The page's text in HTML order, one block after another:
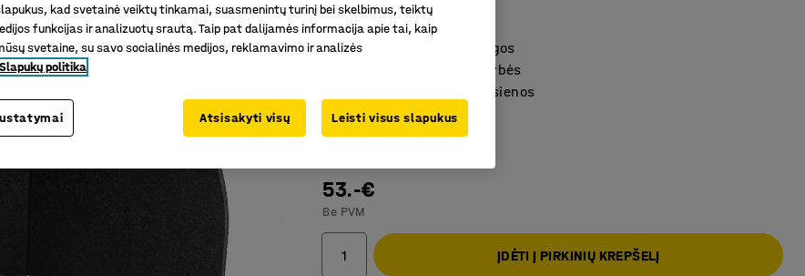
Prekės kodas:383602
50 % perdirbtos medžiagos
Triukšmo slopinimo savybės
Gali būti pakabinta ant sienos
Spalva: Pilka
53.-€
Be PVM
ĮDĖTI Į PIRKINIŲ KREPŠELĮ
kad svetainė veiktų tinkamai, suasmenintų turinį bei skelbimus, teiktų
funkcijas ir analizuotų srautą. Taip pat dalijamės informacija apie tai, kaip
svetaine, su savo socialinės medijos, reklamavimo ir analizės
Slapukų politika
Atsisakyti visų Leisti visus slapukus